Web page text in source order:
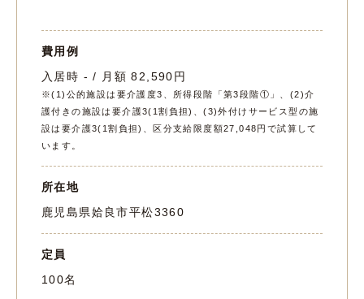
費用例
入居時 - / 月額 82,590円
※(1)公的施設は要介護度3、所得段階「第3段階①」、(2)介
護付きの施設は要介護3(1割負担)、(3)外付けサービス型の施
設は要介護3(1割負担)、区分支給限度額27,048円で試算して
います。
所在地
鹿児島県姶良市平松3360
定員
100名